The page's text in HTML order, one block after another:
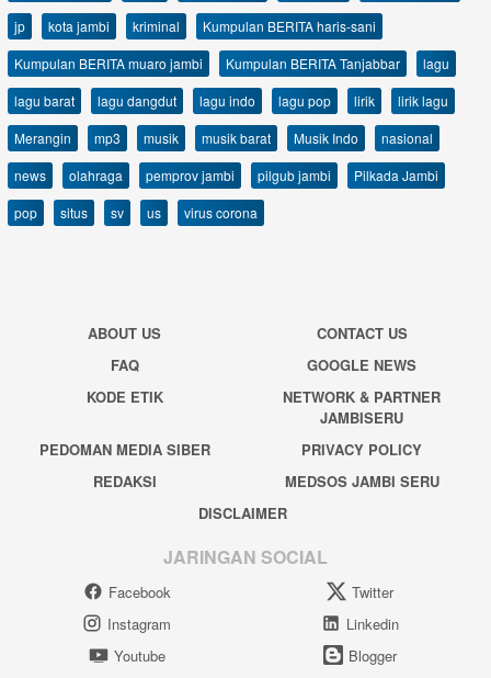
jp
kota jambi kriminal
Kumpulan BERITA haris-sani
Kumpulan BERITA muaro jambi
Kumpulan BERITA Tanjabbar
lagu
lagu barat
lagu dangdut lagu indo lagu pop lirik
lirik lagu
Merangin
mp3 musik musik barat Musik Indo
nasional
news
olahraga pemprov jambi pilgub jambi
Pilkada Jambi
pop
situs sv us virus corona
ABOUT US
CONTACT US
FAQ
GOOGLE NEWS
KODE ETIK
NETWORK & PARTNER
JAMBISERU
PEDOMAN MEDIA SIBER
PRIVACY POLICY
REDAKSI
MEDSOS JAMBI SERU
DISCLAIMER
JARINGAN SOCIAL
Facebook
Twitter
Instagram
Linkedin
Youtube
Blogger